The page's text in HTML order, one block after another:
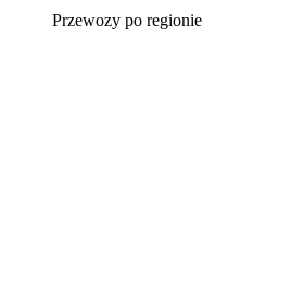
Przewozy po regionie